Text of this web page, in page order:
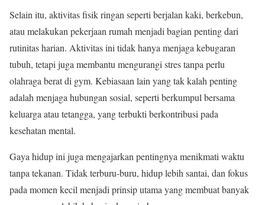
Selain itu, aktivitas fisik ringan seperti berjalan kaki, berkebun,
atau melakukan pekerjaan rumah menjadi bagian penting dari
rutinitas harian. Aktivitas ini tidak hanya menjaga kebugaran
tubuh, tetapi juga membantu mengurangi stres tanpa perlu
olahraga berat di gym. Kebiasaan lain yang tak kalah penting
adalah menjaga hubungan sosial, seperti berkumpul bersama
keluarga atau tetangga, yang terbukti berkontribusi pada
kesehatan mental.
Gaya hidup ini juga mengajarkan pentingnya menikmati waktu
tanpa tekanan. Tidak terburu-buru, hidup lebih santai, dan fokus
pada momen kecil menjadi prinsip utama yang membuat banyak